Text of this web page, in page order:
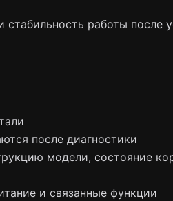
работы после
после диагностики
модели, состояние
и связанные функции